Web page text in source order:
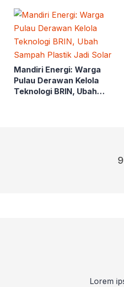
Mandiri Energi: Warga
Pulau Derawan Kelola
Teknologi BRIN, Ubah
Lorem